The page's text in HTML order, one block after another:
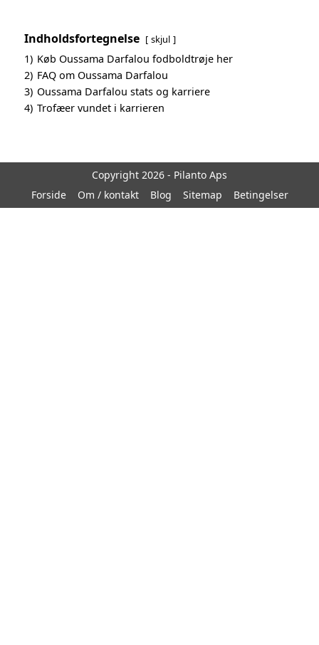
Indholdsfortegnelse skjul
1) Køb Oussama Darfalou fodboldtrøje her
2) FAQ om Oussama Darfalou
3) Oussama Darfalou stats og karriere
4) Trofæer vundet i karrieren
Copyright 2026 - Pilanto Aps
Forside
Om / kontakt Blog Sitemap Betingelser